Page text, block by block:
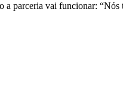
parceria vai funcionar: “Nós